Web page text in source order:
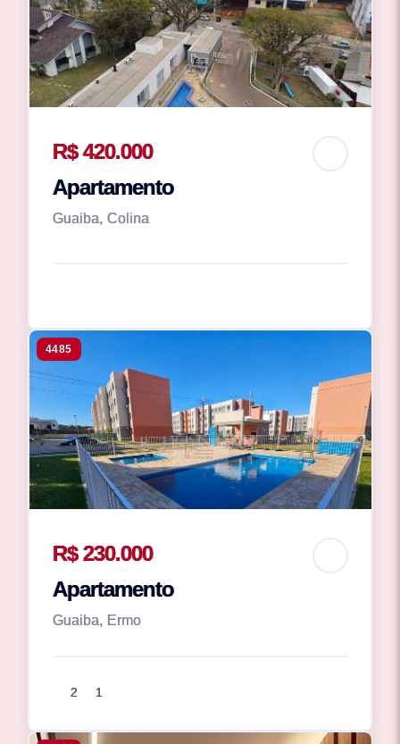
R$ 420.000
Apartamento
Guaiba, Colina
4485
R$ 230.000
Apartamento
Guaiba, Ermo
2 1